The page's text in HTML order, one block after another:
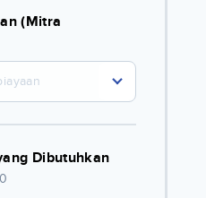
(Mitra
Dibutuhkan